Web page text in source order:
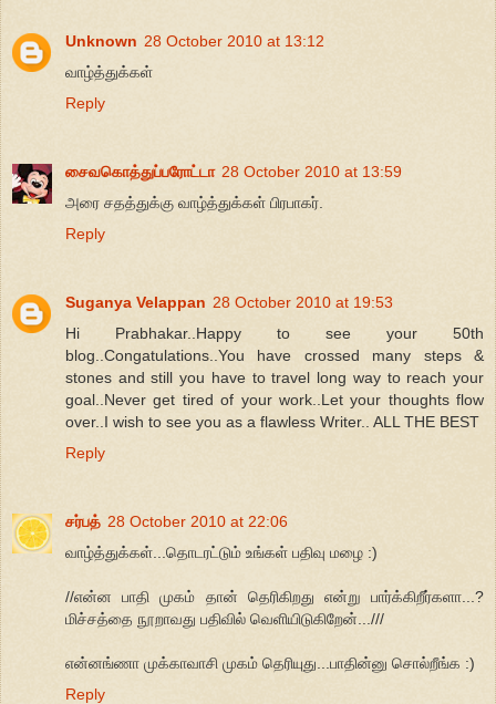
Unknown 28 October 2010 at 13:12
வாழ்த்துக்கள்
Reply
சைவகொத்துப்பரோட்டா 28 October 2010 at 13:59
அரை சதத்துக்கு வாழ்த்துக்கள் பிரபாகர்.
Reply
Suganya Velappan 28 October 2010 at 19:53
Hi Prabhakar..Happy to see your 50th
blog..Congatulations..You have crossed many steps &
stones and still you have to travel long way to reach your
goal..Never get tired of your work..Let your thoughts flow
over..I wish to see you as a flawless Writer.. ALL THE BEST
Reply
சர்பத் 28 October 2010 at 22:06
வாழ்த்துக்கள்...தொடரட்டும் உங்கள் பதிவு மழை :)
//என்ன பாதி முகம் தான் தெரிகிறது என்று பார்க்கிறீர்களா...?
மிச்சத்தை நூறாவது பதிவில் வெளியிடுகிறேன்...///
என்னங்ணா முக்காவாசி முகம் தெரியுது...பாதின்னு சொல்றீங்க :)
Reply